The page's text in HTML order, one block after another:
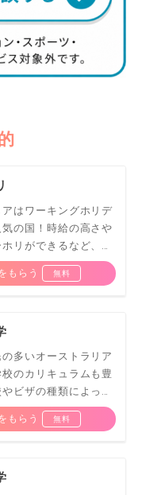
はワーキングホリデ
の国！時給の高さや
リができるなど、あ
詰まっています♪
もらう
多いオーストラリア
のカリキュラムも豊
ビザの種類によっ
ルの語学留学に！
もらう